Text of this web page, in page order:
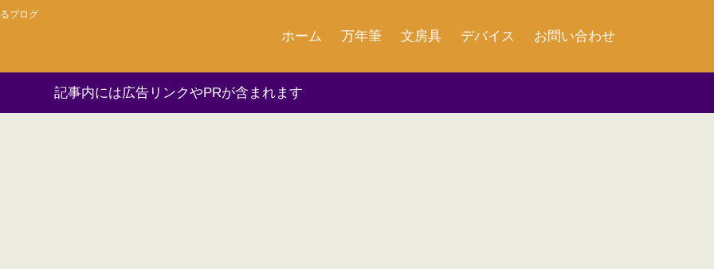
ブログ
ホーム 万年筆 文房具 デバイス お問い合わせ
記事内には広告リンクやPRが含まれます